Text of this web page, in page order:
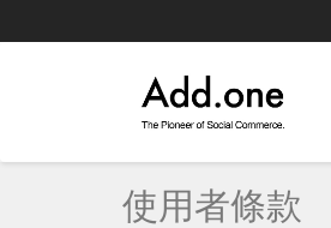
使用者條款